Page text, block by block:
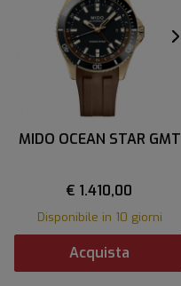
MIDO OCEAN STAR GMT
€ 1.410,00
Disponibile in 10 giorni
Acquista